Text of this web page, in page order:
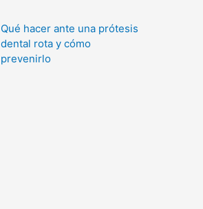
Qué hacer ante una prótesis
dental rota y cómo
prevenirlo